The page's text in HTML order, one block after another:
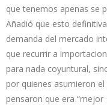
que tenemos apenas se
Añadió que esto
demanda del mercado
que recurrir a
para nada coyuntural,
por quienes asumieron
pensaron que era